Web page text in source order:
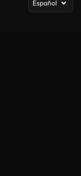
Español